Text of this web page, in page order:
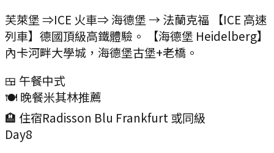
芙萊堡 ⇒ICE 火車⇒ 海德堡 → 法蘭克福 【ICE 高速
列車】德國頂級高鐵體驗。 【海德堡 Heidelberg】
內卡河畔大學城，海德堡古堡+老橋。
🍱 午餐中式
🍽️ 晚餐米其林推薦
🏨 住宿Radisson Blu Frankfurt 或同級
Day8